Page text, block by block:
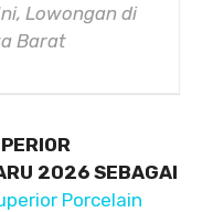
Lowongan di
Barat
2026 SEBAGAI
Porcelain